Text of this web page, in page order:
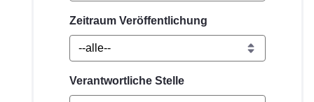
Zeitraum Veröffentlichung
Verantwortliche Stelle